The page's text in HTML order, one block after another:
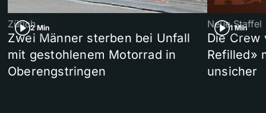
2 Min
Zürich
Zwei Männer sterben bei Unfall
mit gestohlenem Motorrad in
Oberengstringen
1 Min
Neue Staffel
Die Crew
Refilled»
unsicher